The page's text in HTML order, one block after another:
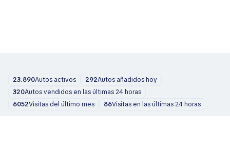
23.890Autos activos 292Autos añadidos hoy
320Autos vendidos en las últimas 24 horas
6052Visitas del último mes 86Visitas en las últimas 24 horas